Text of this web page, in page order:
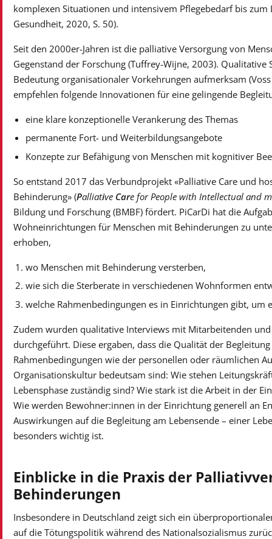
komplexen Situationen und intensivem Pflegebedarf bis
Gesundheit, 2020, S. 50).
Seit den 2000er-Jahren ist die palliative Versorgung von
Gegenstand der Forschung (Tuffrey-Wijne, 2003).
Bedeutung organisationaler Vorkehrungen aufmerksam
empfehlen folgende Innovationen für eine gelingende
eine klare konzeptionelle Verankerung des Themas
permanente Fort- und Weiterbildungsangebote
Konzepte zur Befähigung von Menschen mit kognitiver
So entstand 2017 das Verbundprojekt «Palliative Care und
Behinderung» (Palliative Care for People with Intellectual and
Bildung und Forschung (BMBF) fördert. PiCarDi hat die
Wohneinrichtungen für Menschen mit Behinderungen zu
erhoben,
wo Menschen mit Behinderung versterben,
wie sich die Sterberate in verschiedenen Wohnformen
welche Rahmenbedingungen es in Einrichtungen gibt, um
Zudem wurden qualitative Interviews mit Mitarbeitenden
durchgeführt. Diese ergaben, dass die Qualität der
Rahmenbedingungen wie der personellen oder räumlichen
Organisationskultur bedeutsam sind: Wie stehen
Lebensphase zuständig sind? Wie stark ist die Arbeit in der
Wie werden Bewohner:innen in der Einrichtung generell an
Auswirkungen auf die Begleitung am Lebensende – einer
besonders wichtig ist.
Einblicke in die Praxis der
Behinderungen
Insbesondere in Deutschland zeigt sich ein
auf die Tötungspolitik während des Nationalsozialismus